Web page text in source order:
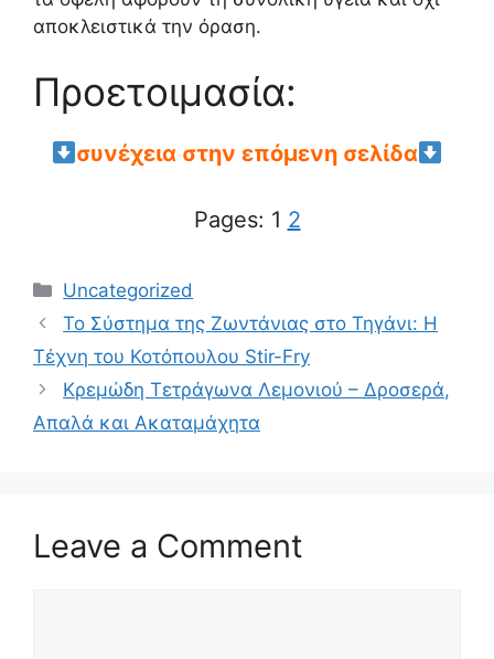
αποκλειστικά την όραση.
Προετοιμασία:
συνέχεια στην επόμενη σελίδα
Pages: 1 2
Categories
Uncategorized
Το Σύστημα της Ζωντάνιας στο Τηγάνι: Η
Τέχνη του Κοτόπουλου Stir-Fry
Κρεμώδη Τετράγωνα Λεμονιού – Δροσερά,
Απαλά και Ακαταμάχητα
Leave a Comment